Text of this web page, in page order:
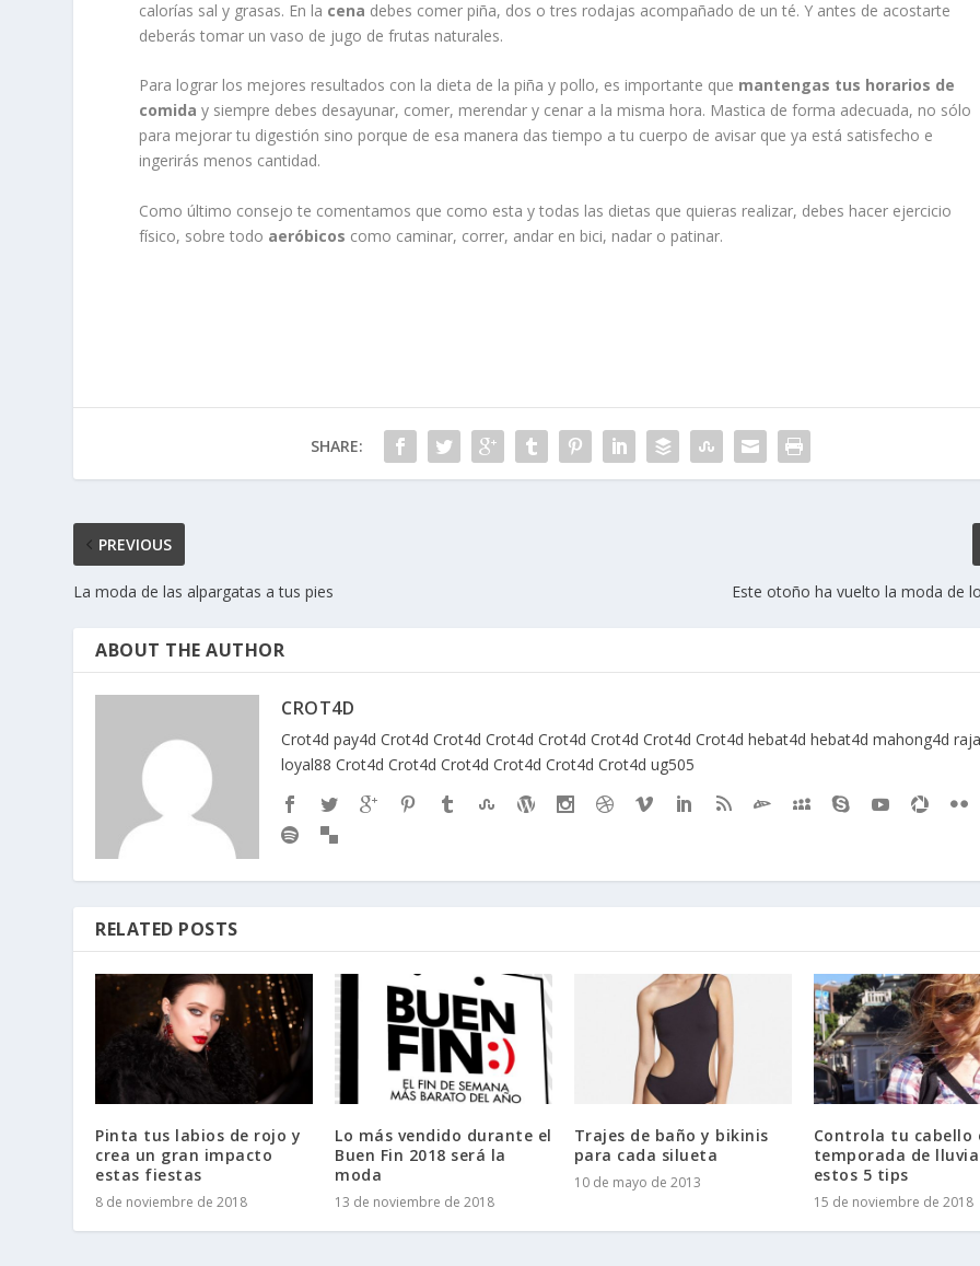
calorías sal y grasas. En la cena debes comer piña, dos o tres rodajas acompañado de un té. Y antes de acostarte
deberás tomar un vaso de jugo de frutas naturales.
Para lograr los mejores resultados con la dieta de la piña y pollo, es importante que mantengas tus horarios de
comiday siempre debes desayunar, comer, merendar y cenar a la misma hora. Mastica de forma adecuada, no sólo
para mejorar tu digestión sino porque de esa manera das tiempo a tu cuerpo de avisar que ya está satisfecho e
ingerirás menos cantidad.
Como último consejo te comentamos que como esta y todas las dietas que quieras realizar, debes hacer ejercicio
físico, sobre todo aeróbicos como caminar, correr, andar en bici, nadar o patinar.
SHARE:
PREVIOUS
La moda de las alpargatas a tus pies Este otoño ha vuelto la moda de
ABOUT THE AUTHOR
CROT4D
Crot4d pay4d Crot4d Crot4d Crot4d Crot4d Crot4d Crot4d Crot4d hebat4d hebat4d mahong4d
loyal88 Crot4d Crot4d Crot4d Crot4d Crot4d Crot4d ug505
RELATED POSTS
Pinta tus labios de rojo y
crea un gran impacto
estas fiestas
8 de noviembre de 2018
Lo más vendido durante el
Buen Fin 2018 será la
moda
13 de noviembre de 2018
Trajes de baño y bikinis
para cada silueta
10 de mayo de 2013
Controla tu cabello
temporada de
estos 5 tips
15 de noviembre de 2018